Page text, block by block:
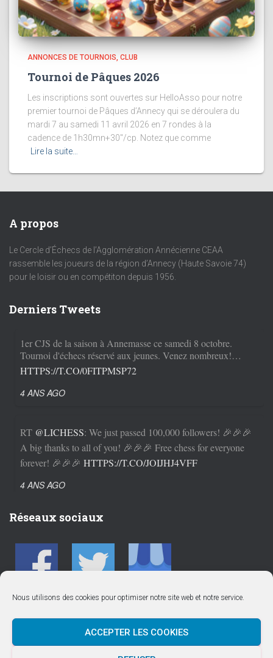
Nous utilisons des cookies pour optimiser notre site web et notre service.
ACCEPTER LES COOKIES
ANNONCES DE TOURNOIS CLUB
Tournoi de Pâques 2026
Les inscriptions sont ouvertes sur HelloAsso pour notre
premier tournoi de Pâques d’Annecy qui se déroulera du
mardi 7 au samedi 11 avril 2026 en 7 rondes à la
cadence de 1h30mn+30″/cp. Notez que comme
Lire la suite…
A propos
Le Cercle d’Échecs de l’Agglomération Annécienne CEAA
rassemble les joueurs de la région d’Annecy (Haute Savoie 74)
pour le loisir ou en compétiton depuis 1956.
Derniers Tweets
1er CJS de la saison à Annemasse ce samedi 8 octobre.
Tournoi d'échecs réservé aux jeunes. Venez nombreux!…
HTTPS://T.CO/0FITPMSP72
4 ANS AGO
RT @LICHESS: We just passed 100,000 followers! 🎉🎉🎉
A big thanks to all of you! 🎉🎉🎉 Free chess for everyone
forever! 🎉🎉🎉 HTTPS://T.CO/JOIJHJ4VFF
4 ANS AGO
Réseaux sociaux